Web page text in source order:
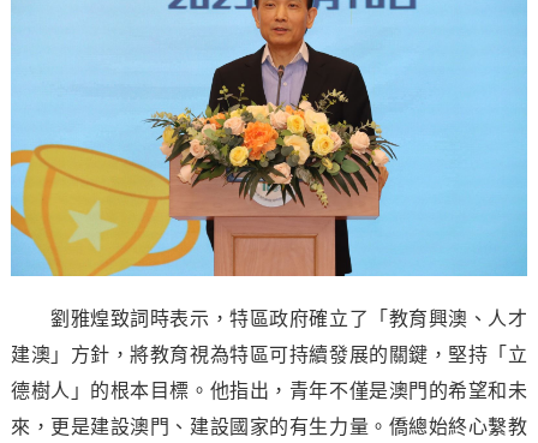
劉雅煌致詞時表示，特區政府確立了「教育興澳、人才
建澳」方針，將教育視為特區可持續發展的關鍵，堅持「立
德樹人」的根本目標。他指出，青年不僅是澳門的希望和未
來，更是建設澳門、建設國家的有生力量。僑總始終心繫教